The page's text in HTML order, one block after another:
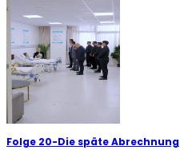
Folge 20-Die späte Abrechnung